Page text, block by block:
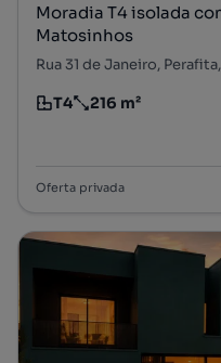
Moradia T4 isolada
Matosinhos
Tipologia
T4
Preço por metro
216 m²
Oferta privada